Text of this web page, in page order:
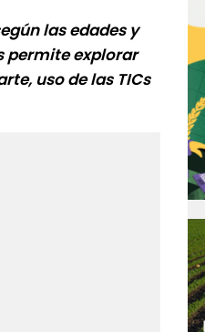
las edades y
permite explorar
uso de las TICs